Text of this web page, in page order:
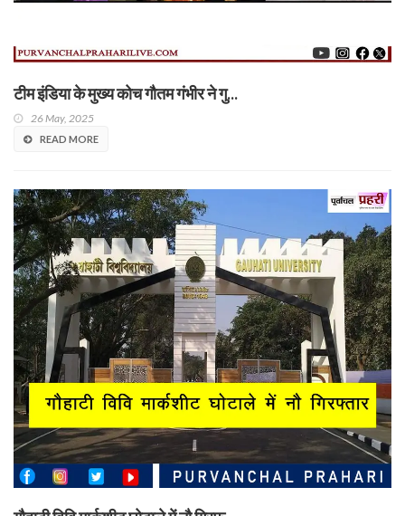
टीम इंडिया के मुख्य कोच गौतम गंभीर ने गु...
26 May, 2025
READ MORE